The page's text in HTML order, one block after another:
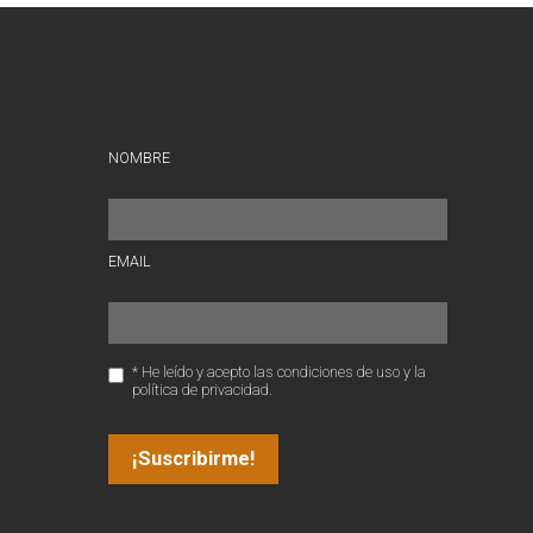
NOMBRE
EMAIL
* He leído y acepto las condiciones de uso y la
política de privacidad.